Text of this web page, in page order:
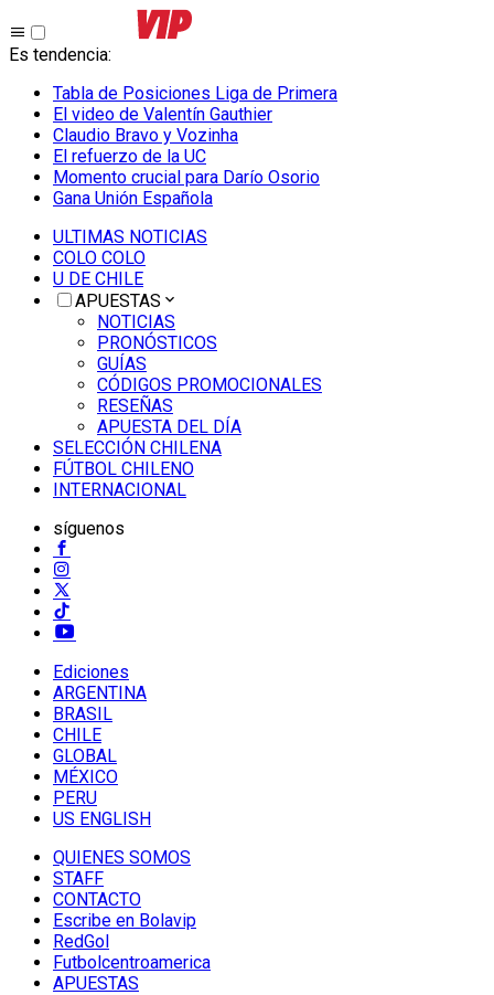
Es tendencia:
Tabla de Posiciones Liga de Primera
El video de Valentín Gauthier
Claudio Bravo y Vozinha
El refuerzo de la UC
Momento crucial para Darío Osorio
Gana Unión Española
ULTIMAS NOTICIAS
COLO COLO
U DE CHILE
APUESTAS
NOTICIAS
PRONÓSTICOS
GUÍAS
CÓDIGOS PROMOCIONALES
RESEÑAS
APUESTA DEL DÍA
SELECCIÓN CHILENA
FÚTBOL CHILENO
INTERNACIONAL
síguenos
Ediciones
ARGENTINA
BRASIL
CHILE
GLOBAL
MÉXICO
PERU
US ENGLISH
QUIENES SOMOS
STAFF
CONTACTO
Escribe en Bolavip
RedGol
Futbolcentroamerica
APUESTAS